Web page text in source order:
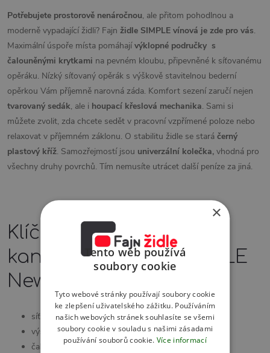
Potřebujete prostorově nenáročnou, ale přitom pohodlnou a
moderně vypadající židli? Fajn židle SIMPLE vínová je zde pro vás.
Maximální úspoře místa pomáhajívýklopné područky s
čalouněnými krytkami na pevném kloubu, připevněné k síťovanému
opěráku. Nízký síťovaný opěrák s výškově stavitelnou bederní
opěrkou Vám příjemně narovná záda. Komfort sezení zaručí nejen
tvarovaný sedák, ale i houpací křeslová mechanika. Sami si
můžete zvolit, zda chcete sedět v pracovní vzpřímené poloze nebo
relaxovat v příjemném záklonu. O stabilitu židle se stará černý
plastový kříž. Samozřejmostí jsou univerzální kolečka, vhodná pro
všechny druhy povrchů. Tím nemusíte utrácet další peníze za jiná.
Klíčové vlastnosti
kancelářské židle SIMPLE
New vínová
síťovaný opěrák se sklopnými područkami
výškově stavitelná bederní opěrka
čalouněný sedák
×
Tento web používá
soubory cookie
Tyto webové stránky používají soubory cookie
ke zlepšení uživatelského zážitku. Používáním
našich webových stránek souhlasíte se všemi
soubory cookie v souladu s našimi zásadami
používání souborů cookie. Více informací